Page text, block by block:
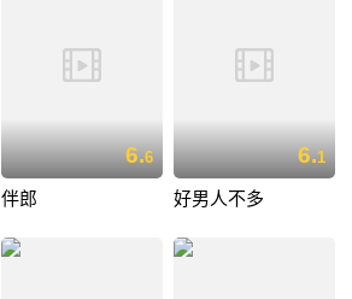
6.6
伴郎
6.1
好男人不多